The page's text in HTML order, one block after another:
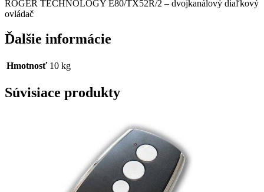
ROGER TECHNOLOGY E80/TX52R/2 – dvojkanálový diaľkový
ovládač
Ďalšie informácie
Hmotnosť 10 kg
Súvisiace produkty